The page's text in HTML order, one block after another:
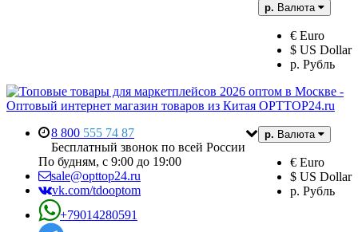
р. Валюта
€ Euro
$ US Dollar
р. Рубль
р. Валюта
€ Euro
$ US Dollar
р. Рубль
8 800 555 74 87
Бесплатный звонок по всей России
По будням, с 9:00 до 19:00
sale@opttop24.ru
vk.com/tdooptom
+79014280591